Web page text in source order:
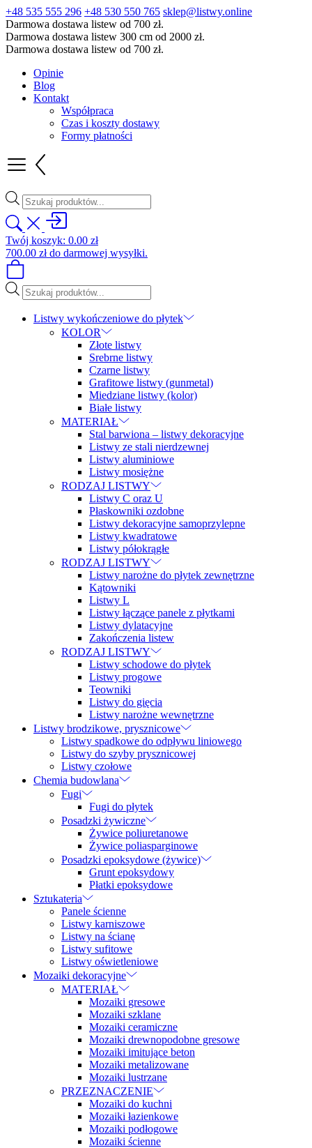
+48 535 555 296 +48 530 550 765 sklep@listwy.online
Darmowa dostawa listew od 700 zł.
Darmowa dostawa listew 300 cm od 2000 zł.
Darmowa dostawa listew od 700 zł.
Opinie
Blog
Kontakt
Współpraca
Czas i koszty dostawy
Formy płatności
Wyszukiwarka
produktów
Twój koszyk: 0.00 zł
700.00 złdo darmowej wysyłki.
Wyszukiwarka
produktów
Listwy wykończeniowe do płytek
KOLOR
Złote listwy
Srebrne listwy
Czarne listwy
Grafitowe listwy (gunmetal)
Miedziane listwy (kolor)
Białe listwy
MATERIAŁ
Stal barwiona – listwy dekoracyjne
Listwy ze stali nierdzewnej
Listwy aluminiowe
Listwy mosiężne
RODZAJ LISTWY
Listwy C oraz U
Płaskowniki ozdobne
Listwy dekoracyjne samoprzylepne
Listwy kwadratowe
Listwy półokrągłe
RODZAJ LISTWY
Listwy narożne do płytek zewnętrzne
Kątowniki
Listwy L
Listwy łączące panele z płytkami
Listwy dylatacyjne
Zakończenia listew
RODZAJ LISTWY
Listwy schodowe do płytek
Listwy progowe
Teowniki
Listwy do gięcia
Listwy narożne wewnętrzne
Listwy brodzikowe, prysznicowe
Listwy spadkowe do odpływu liniowego
Listwy do szyby prysznicowej
Listwy czołowe
Chemia budowlana
Fugi
Fugi do płytek
Posadzki żywiczne
Żywice poliuretanowe
Żywice poliasparginowe
Posadzki epoksydowe (żywice)
Grunt epoksydowy
Płatki epoksydowe
Sztukateria
Panele ścienne
Listwy karniszowe
Listwy na ścianę
Listwy sufitowe
Listwy oświetleniowe
Mozaiki dekoracyjne
MATERIAŁ
Mozaiki gresowe
Mozaiki szklane
Mozaiki ceramiczne
Mozaiki drewnopodobne gresowe
Mozaiki imitujące beton
Mozaiki metalizowane
Mozaiki lustrzane
PRZEZNACZENIE
Mozaiki do kuchni
Mozaiki łazienkowe
Mozaiki podłogowe
Mozaiki ścienne